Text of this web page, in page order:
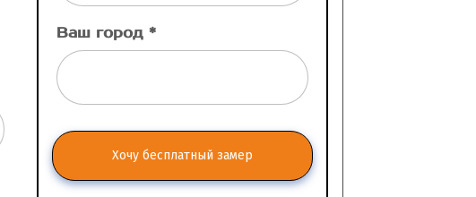
Ваш город *
Хочу бесплатный замер